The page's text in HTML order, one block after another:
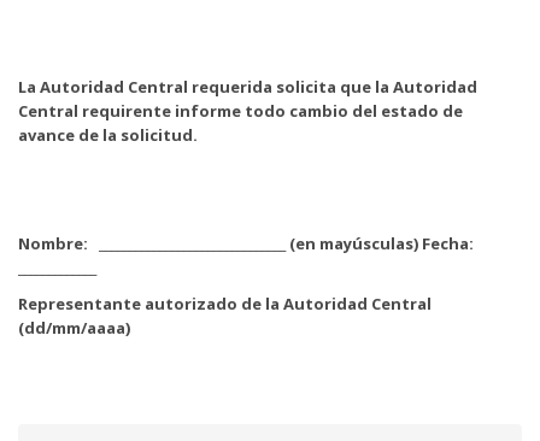
La Autoridad Central requerida solicita que la Autoridad
Central requirente informe todo cambio del estado de
avance de la solicitud.
Nombre: _______________________________ (en mayúsculas) Fecha:
Representante autorizado de la Autoridad Central
(dd/mm/aaaa)